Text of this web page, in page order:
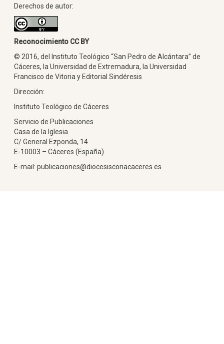
Derechos de autor:
Reconocimiento CC BY
© 2016, del Instituto Teológico “San Pedro de Alcántara” de
Cáceres, la Universidad de Extremadura, la Universidad
Francisco de Vitoria y Editorial Sindéresis
Dirección:
Instituto Teológico de Cáceres
Servicio de Publicaciones
Casa de la Iglesia
C/ General Ezponda, 14
E-10003 – Cáceres (España)
E-mail: publicaciones@diocesiscoriacaceres.es